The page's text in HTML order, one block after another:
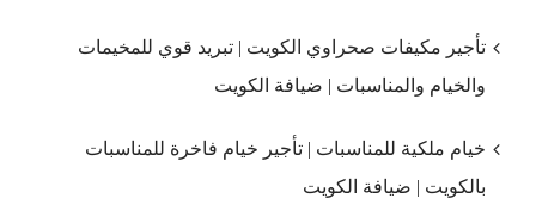
تأجير مكيفات صحراوي الكويت | تبريد قوي للمخيمات
والخيام والمناسبات | ضيافة الكويت
خيام ملكية للمناسبات | تأجير خيام فاخرة للمناسبات
بالكويت | ضيافة الكويت